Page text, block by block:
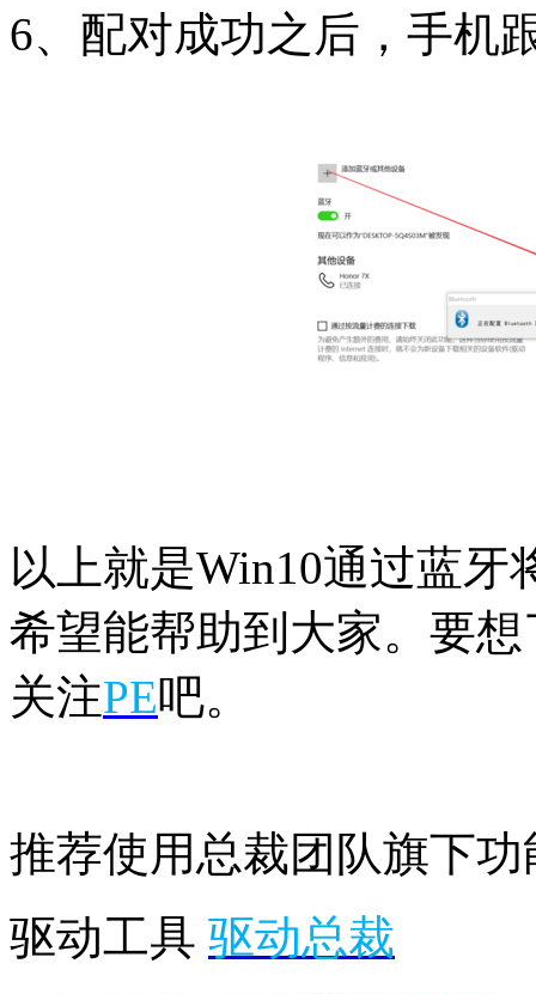
6、配对成功之后，手机
以上就是Win10通过蓝
希望能帮助到大家。要
关注PE吧。
推荐使用总裁团队旗下
驱动工具 驱动总裁